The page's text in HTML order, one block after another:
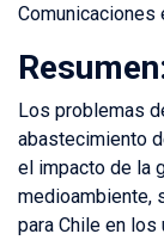
Comunicaciones
Los problemas
abastecimiento
el impacto de la
medioambiente,
para Chile en los